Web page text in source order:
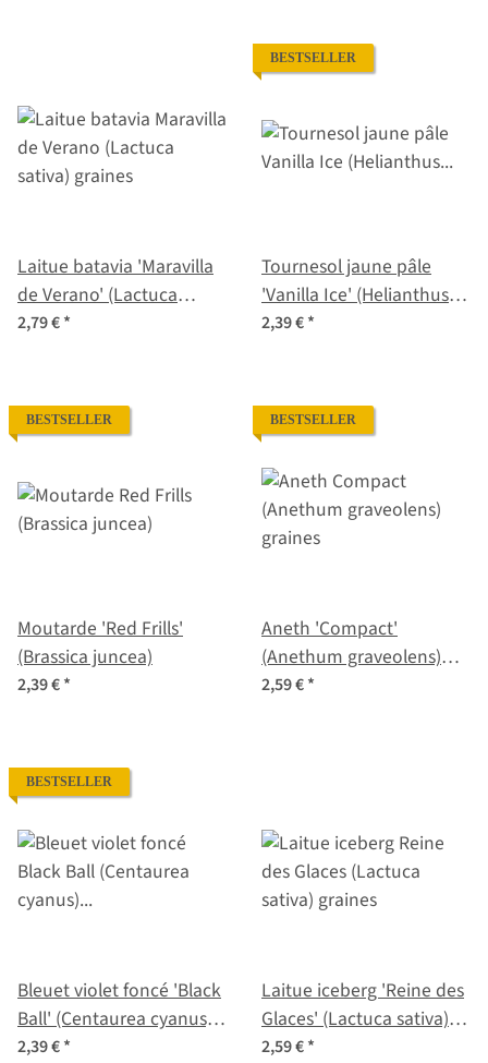
Laitue batavia 'Maravilla
de Verano' (Lactuca
sativa) graines
2,79 €*
BESTSELLER
Tournesol jaune pâle
'Vanilla Ice' (Helianthus
debilis) graines
2,39 €*
BESTSELLER
Moutarde 'Red Frills'
(Brassica juncea)
2,39 €*
BESTSELLER
Aneth 'Compact'
(Anethum graveolens)
graines
2,59 €*
BESTSELLER
Bleuet violet foncé 'Black
Ball' (Centaurea cyanus)
Graines <ai>
2,39 €*
Laitue iceberg 'Reine des
Glaces' (Lactuca sativa)
graines
2,59 €*